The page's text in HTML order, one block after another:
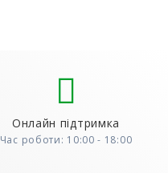
Онлайн підтримка
Час роботи: 10:00 - 18:00